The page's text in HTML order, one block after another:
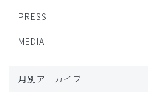
PRESS
MEDIA
月別アーカイブ